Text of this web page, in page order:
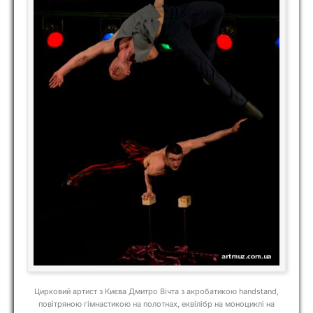
Цирковий артист з Києва Дмитро Вічта з акробатикою handstand,
повітряною гімнастикою на полотнах, еквілібр на моноциклі на